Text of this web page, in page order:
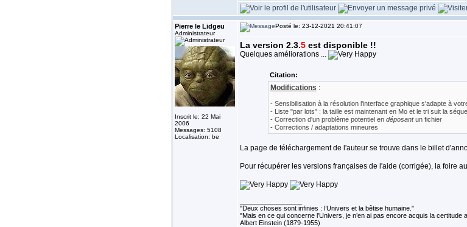
Pierre le Lidgeu
Administrateur
Inscrit le: 22 Mai
2006
Messages: 5108
Localisation: be
Posté le: 23-12-2021 20:41:07
La version 2.3.5est disponible !!
Quelques améliorations ...
Citation:
Modifications :
- Sensibilisation à la résolution l'interface graphique s'adapte à
- Liste "par lots" : la taille est maintenant en Mo et le tri suit la
- Correction d'un problème potentiel en déposantun fichier
- Corrections / adaptations mineures
La page de téléchargement de l'auteur se trouve dans le billet
Pour récupérer les versions françaises de l'aide (corrigée), la foire
''Deux choses sont infinies : l’Univers et la bêtise humaine."
"Mais en ce qui concerne l’Univers, je n’en ai pas encore acquis la certitude
Albert Einstein (1879-1955)